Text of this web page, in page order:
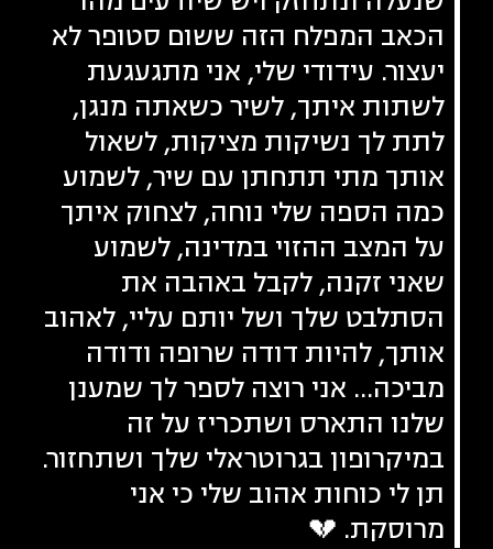
הכאב המפלח הזה ששום סטופר לא
יעצור. עידודי שלי, אני מתגעגעת
לשתות איתך, לשיר כשאתה מנגן,
לתת לך נשיקות מציקות, לשאול
אותך מתי תתחתן עם שיר, לשמוע
כמה הספה שלי נוחה, לצחוק איתך
על המצב ההזוי במדינה, לשמוע
שאני זקנה, לקבל באהבה את
הסתלבט שלך ושל יותם עליי, לאהוב
אותך, להיות דודה שרופה ודודה
מביכה… אני רוצה לספר לך שמענן
שלנו התארס ושתכריז על זה
במיקרופון בגרוטראלי שלך ושתחזור.
תן לי כוחות אהוב שלי כי אני
מרוסקת. 💔